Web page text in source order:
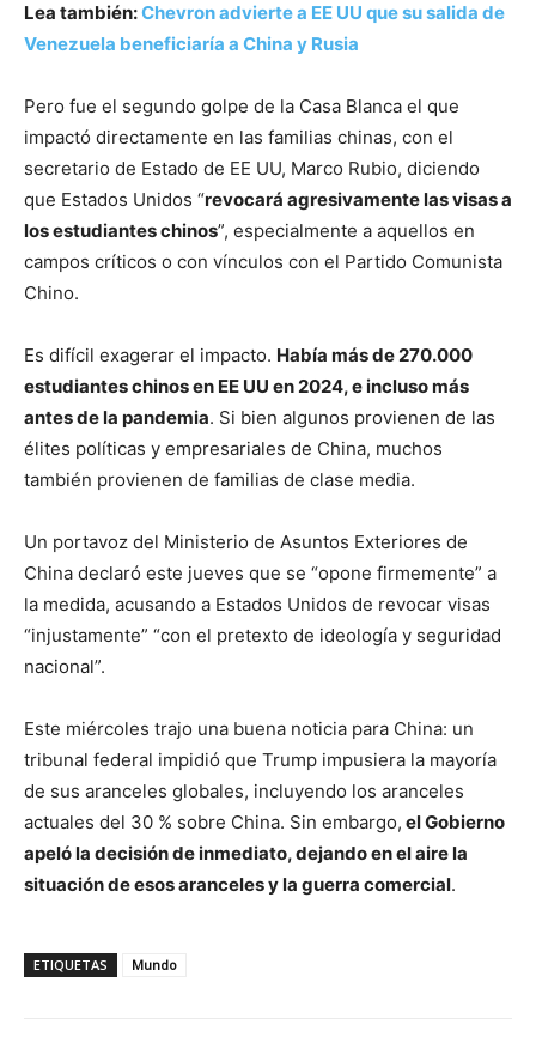
Lea también:Chevron advierte a EE UU que su salida de
Venezuela beneficiaría a China y Rusia
Pero fue el segundo golpe de la Casa Blanca el que
impactó directamente en las familias chinas, con el
secretario de Estado de EE UU, Marco Rubio, diciendo
que Estados Unidos “revocará agresivamente las visas a
los estudiantes chinos”, especialmente a aquellos en
campos críticos o con vínculos con el Partido Comunista
Chino.
Es difícil exagerar el impacto. Había más de 270.000
estudiantes chinos en EE UU en 2024, e incluso más
antes de la pandemia. Si bien algunos provienen de las
élites políticas y empresariales de China, muchos
también provienen de familias de clase media.
Un portavoz del Ministerio de Asuntos Exteriores de
China declaró este jueves que se “opone firmemente” a
la medida, acusando a Estados Unidos de revocar visas
“injustamente” “con el pretexto de ideología y seguridad
nacional”.
Este miércoles trajo una buena noticia para China: un
tribunal federal impidió que Trump impusiera la mayoría
de sus aranceles globales, incluyendo los aranceles
actuales del 30 % sobre China. Sin embargo, el Gobierno
apeló la decisión de inmediato, dejando en el aire la
situación de esos aranceles y la guerra comercial.
ETIQUETAS Mundo